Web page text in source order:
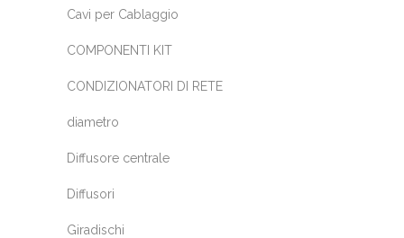
Cavi per Cablaggio
COMPONENTI KIT
CONDIZIONATORI DI RETE
diametro
Diffusore centrale
Diffusori
Giradischi